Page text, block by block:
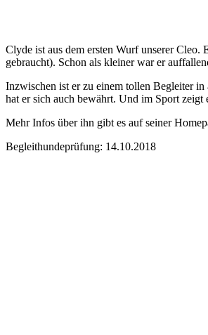
Clyde ist aus dem ersten Wurf unserer
gebraucht). Schon als kleiner war er
Inzwischen ist er zu einem tollen Begleiter
hat er sich auch bewährt. Und im Sport
Mehr Infos über ihn gibt es auf seiner
Begleithundeprüfung: 14.10.2018